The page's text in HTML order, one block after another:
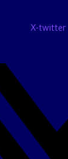
X-twitter